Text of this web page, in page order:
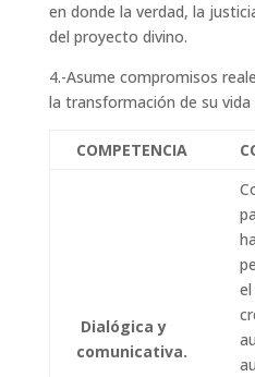
en donde la verdad, la
del proyecto divino.
4.-Asume compromisos
la transformación de su
COMPETENCIA
Dialógica y
comunicativa.